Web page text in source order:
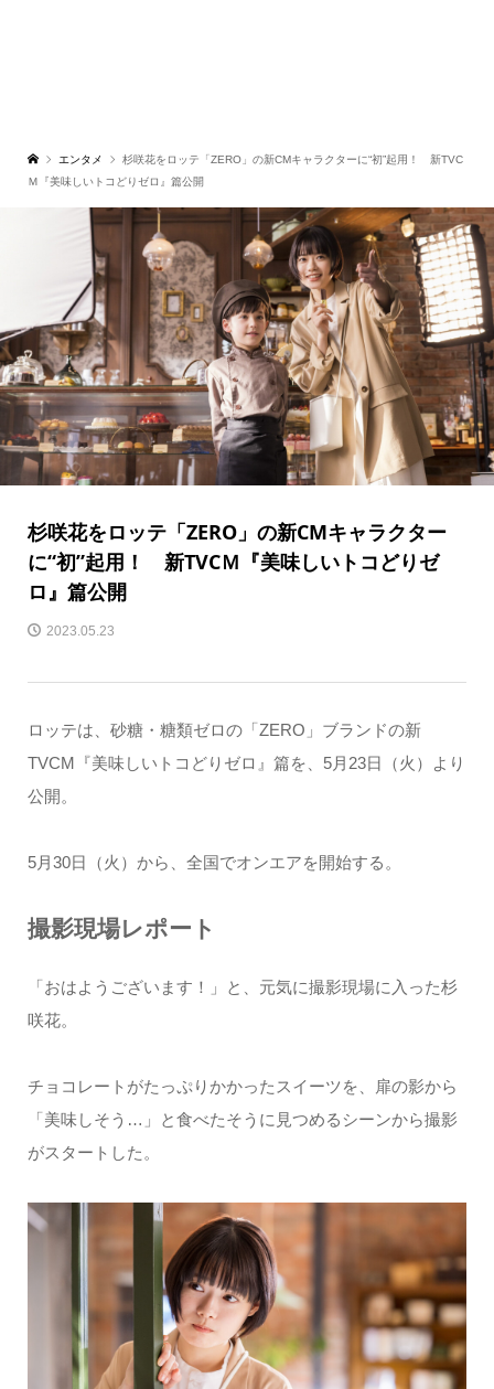
エンタメ
杉咲花をロッテ「ZERO」の新CMキャラクターに“初”起用！ 新TVC
Ｍ『美味しいトコどりゼロ』篇公開
杉咲花をロッテ「ZERO」の新CMキャラクター
に“初”起用！ 新TVCＭ『美味しいトコどりゼ
ロ』篇公開
2023.05.23
ロッテは、砂糖・糖類ゼロの「ZERO」ブランドの新
TVCM『美味しいトコどりゼロ』篇を、5月23日（火）より
公開。
5月30日（火）から、全国でオンエアを開始する。
撮影現場レポート
「おはようございます！」と、元気に撮影現場に入った杉
咲花。
チョコレートがたっぷりかかったスイーツを、扉の影から
「美味しそう…」と食べたそうに見つめるシーンから撮影
がスタートした。